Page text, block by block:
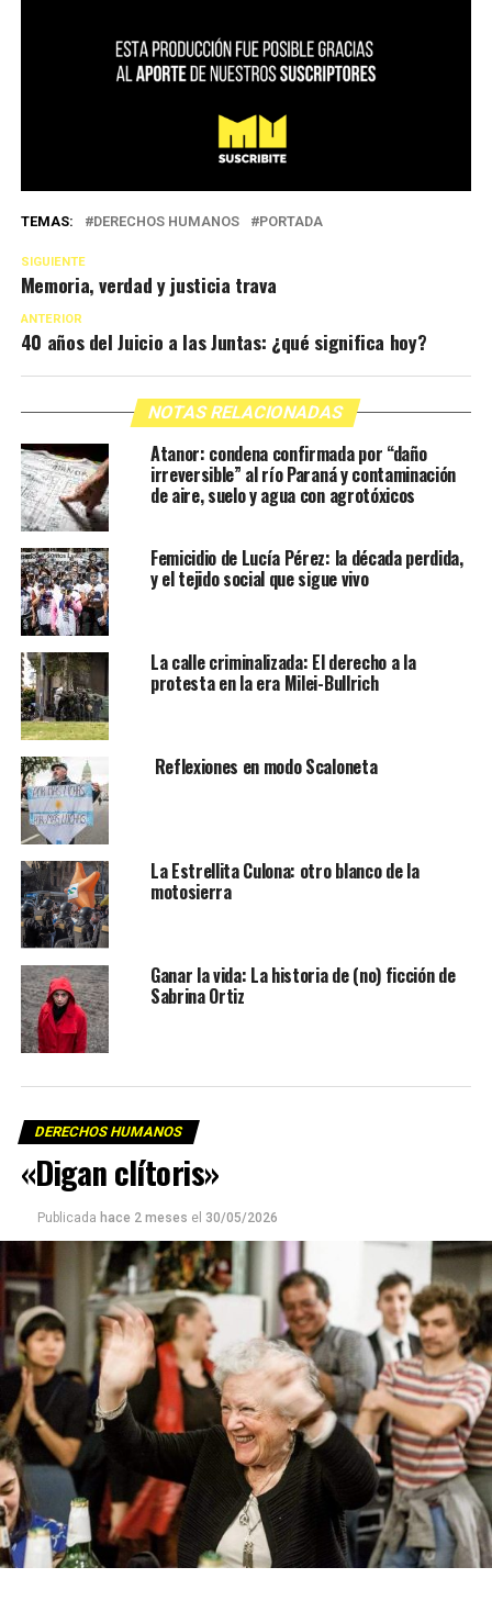
TEMAS: DERECHOS HUMANOS PORTADA
SIGUIENTE
Memoria, verdad y justicia trava
ANTERIOR
40 años del Juicio a las Juntas: ¿qué significa hoy?
NOTAS RELACIONADAS
Atanor: condena confirmada por “daño
irreversible” al río Paraná y contaminación
de aire, suelo y agua con agrotóxicos
Femicidio de Lucía Pérez: la década perdida,
y el tejido social que sigue vivo
La calle criminalizada: El derecho a la
protesta en la era Milei-Bullrich
Reflexiones en modo Scaloneta
La Estrellita Culona: otro blanco de la
motosierra
Ganar la vida: La historia de (no) ficción de
Sabrina Ortiz
DERECHOS HUMANOS
«Digan clítoris»
Publicada hace 2 meses el 30/05/2026